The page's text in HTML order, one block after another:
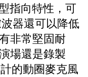
指向特性，可
器還可以降低
非常堅固耐
場還是錄製
的動圈麥克風